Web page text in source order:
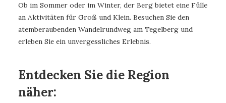
Ob im Sommer oder im Winter, der Berg bietet eine Fülle
an Aktivitäten für Groß und Klein. Besuchen Sie den
atemberaubenden Wandelrundweg am Tegelberg und
erleben Sie ein unvergessliches Erlebnis.
Entdecken Sie die Region
näher: